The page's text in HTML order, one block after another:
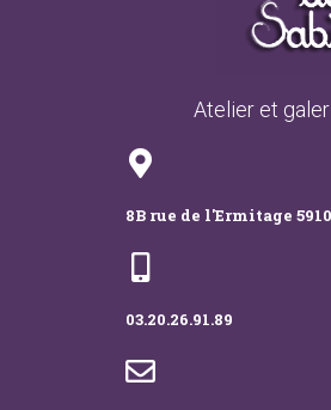
Atelier et
8B rue de l'Ermitage
03.20.26.91.89